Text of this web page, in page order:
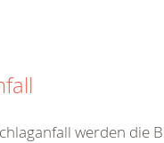
werden die